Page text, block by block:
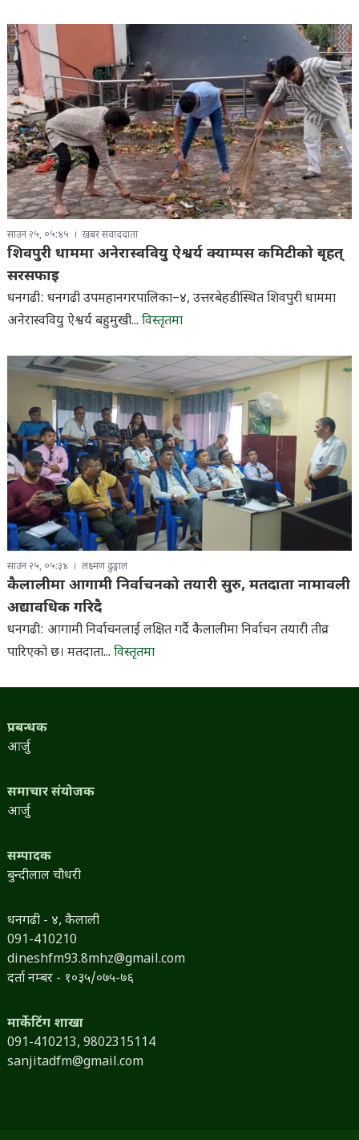
साउन २५, ०५:४५ खबर संवाददाता
शिवपुरी धाममा अनेरास्ववियु ऐश्वर्य क्याम्पस कमिटीको बृहत्
सरसफाइ
धनगढी: धनगढी उपमहानगरपालिका–४, उत्तरबेहडीस्थित शिवपुरी धाममा
अनेरास्ववियु ऐश्वर्य बहुमुखी... विस्तृतमा
साउन २५, ०५:३४ लक्ष्मण ढुङ्गाल
कैलालीमा आगामी निर्वाचनको तयारी सुरु, मतदाता नामावली
अद्यावधिक गरिदै
धनगढी: आगामी निर्वाचनलाई लक्षित गर्दै कैलालीमा निर्वाचन तयारी तीव्र
पारिएको छ। मतदाता... विस्तृतमा
प्रबन्धक
आर्जु
समाचार संयोजक
आर्जु
सम्पादक
बुन्दीलाल चौधरी
धनगढी - ४, कैलाली
091-410210
dineshfm93.8mhz@gmail.com
दर्ता नम्बर - १०३५/०७५-७६
मार्केटिंग शाखा
091-410213, 9802315114
sanjitadfm@gmail.com